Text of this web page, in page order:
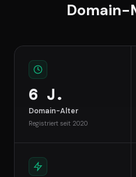
Domain-
6 J.
Domain-Alter
Registriert seit 2020